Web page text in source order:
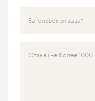
Специализация
Заголовок отзыва
Отзыв (не более 1000